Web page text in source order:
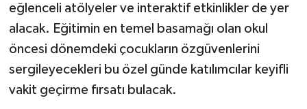
eğlenceli atölyeler ve interaktif etkinlikler de yer
alacak. Eğitimin en temel basamağı olan okul
öncesi dönemdeki çocukların özgüvenlerini
sergileyecekleri bu özel günde katılımcılar keyifli
vakit geçirme fırsatı bulacak.